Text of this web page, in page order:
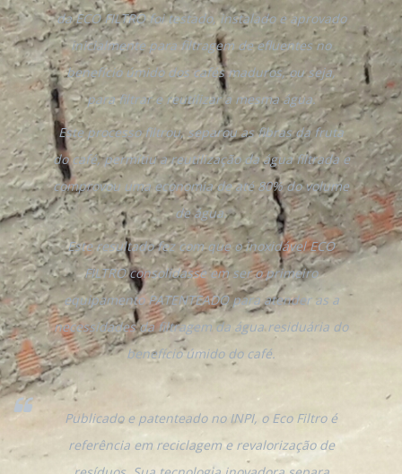
da ECO FILTRO foi testado, instalado e aprovado
inicialmente para filtragem de efluentes no
benefício úmido dos cafés maduros, ou seja,
para filtrar e reutilizar a mesma água.
Este processo filtrou, separou as fibras da fruta
do café, permitiu a reutilização da água filtrada e
comprovou uma economia de até 80% do volume
de água.
Este resultado fez com que o inoxidável ECO
FILTRO consolidasse em ser o primeiro
equipamento PATENTEADO para atender as a
necessidades da filtragem da água residuária do
benefício úmido do café.
Publicado e patenteado no INPI, o Eco Filtro é
referência em reciclagem e revalorização de